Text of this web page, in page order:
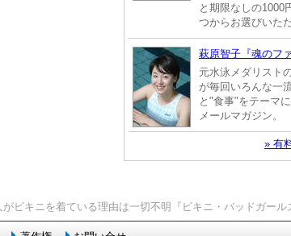
と期限なしの1000
つからお選びいた
萩原智子『魂のフ
元水泳メダリスト
が毎回いろんな一
と"食事"をテーマ
メールマガジン。
» 有
がビキニを着ている理由は一切不明『ビキニ・バッドガール